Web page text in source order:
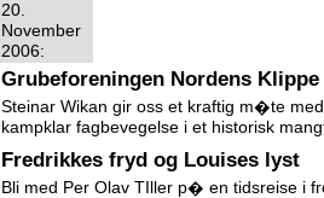
20.
November
2006:
Grubeforeningen Nordens Klippe
Steinar Wikan gir oss et kraftig m�te
kampklar fagbevegelse i et historisk
Fredrikkes fryd og Louises lyst
Bli med Per Olav TIller p� en tidsreise i